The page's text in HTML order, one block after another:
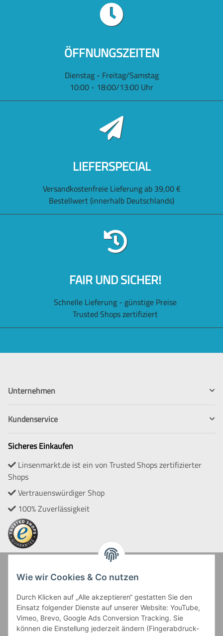
ÖFFNUNGSZEITEN
Dienstag - Freitag/Samstag
10:00 - 18:00/13:00 Uhr
LIEFERSPECIAL
Versandkostenfreie Lieferung ab 39,00 €
Bestellwert (innerhalb Deutschlands)
FAIR UND SICHER!
Schnelle Lieferung - günstige Preise
Trusted Shops zertifiziert
Unternehmen
Kundenservice
Sicheres Einkaufen
Linsenmarkt.de ist ein von Trusted Shops zertifizierter
Shops
Vertrauenswürdiger Shop
100% Zuverlässigkeit
Zahlung und Versand
Wie wir Cookies & Co nutzen
Durch Klicken auf „Alle akzeptieren“ gestatten Sie den
Einsatz folgender Dienste auf unserer Website: YouTube,
Vimeo, Brevo, Google Ads Conversion Tracking. Sie
können die Einstellung jederzeit ändern (Fingerabdruck-